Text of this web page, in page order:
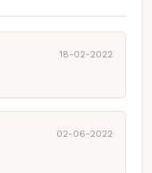
18-02-2022
02-06-2022